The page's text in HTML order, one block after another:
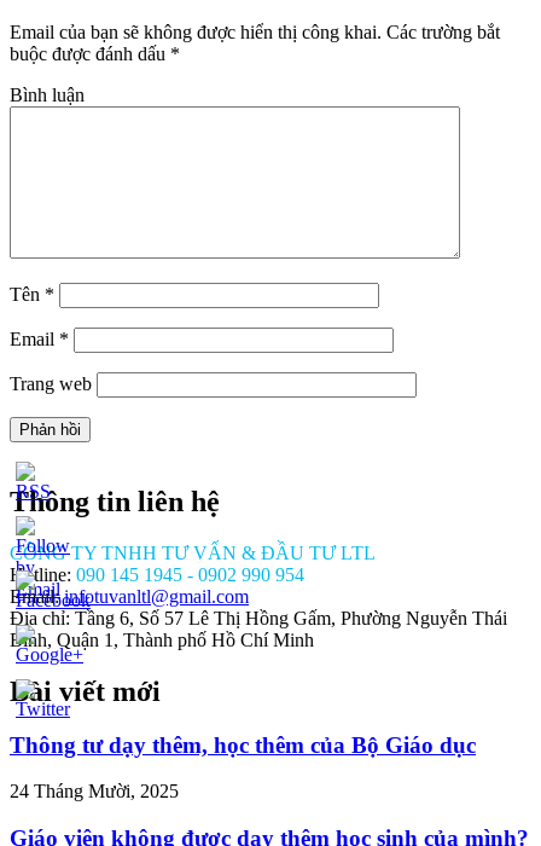
Email của bạn sẽ không được hiển thị công khai. Các trường bắt
buộc được đánh dấu *
Bình luận
Tên *
Email *
Trang web
mo-
to-
gi">
Thông tin liên hệ
CÔNG TY TNHH TƯ VẤN & ĐẦU TƯ LTL
Hotline: 090 145 1945 - 0902 990 954
Email:infotuvanltl@gmail.com
Địa chỉ: Tầng 6, Số 57 Lê Thị Hồng Gấm, Phường Nguyễn Thái
Bình, Quận 1, Thành phố Hồ Chí Minh
Bài viết mới
Thông tư dạy thêm, học thêm của Bộ Giáo dục
24 Tháng Mười, 2025
Giáo viên không được dạy thêm học sinh của mình?